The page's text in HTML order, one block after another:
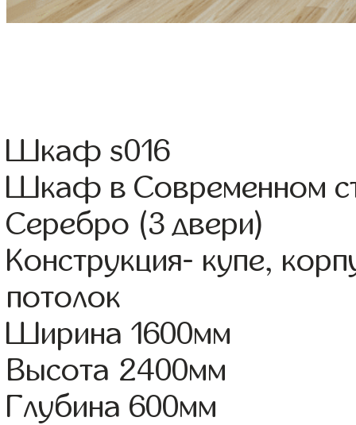
Шкаф s016
Шкаф в Современном
Серебро (3 двери)
Конструкция- купе,
потолок
Ширина 1600мм
Высота 2400мм
Глубина 600мм